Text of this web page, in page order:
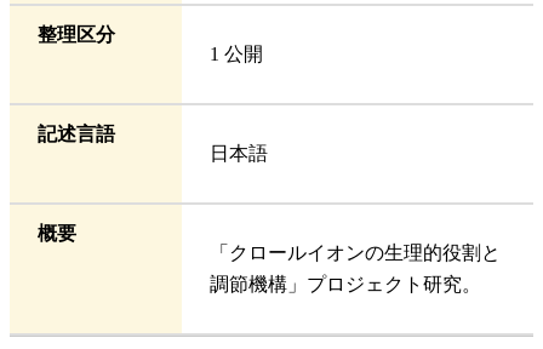
整理区分
1 公開
記述言語
日本語
概要
「クロールイオンの生理的役割と
調節機構」プロジェクト研究。